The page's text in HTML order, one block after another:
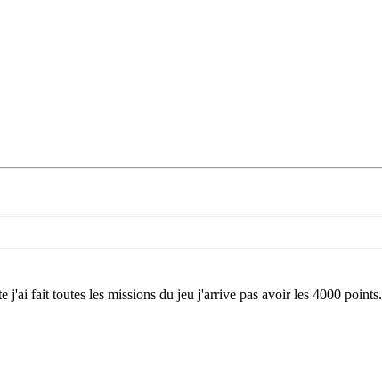
fait toutes les missions du jeu j'arrive pas avoir les 4000 points.